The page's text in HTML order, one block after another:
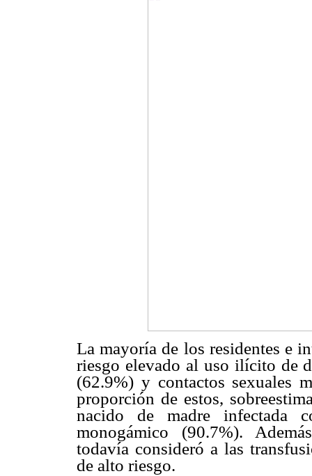
La mayoría de los residentes e
riesgo elevado al uso ilícito de
(62.9%) y contactos sexuales
proporción de estos,
nacido de madre infectada
monogámico (90.7%).
todavía consideró a las
de alto riesgo.